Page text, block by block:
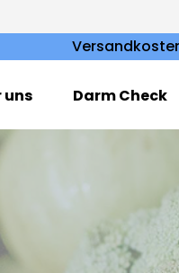
uns Darm Check